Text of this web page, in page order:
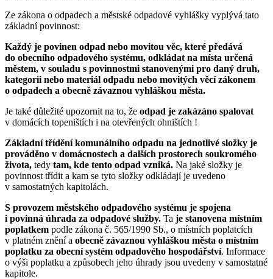
Ze zákona o odpadech a městské odpadové vyhlášky vyplývá tato
základní povinnost:
Každý je povinen odpad nebo movitou věc, které předává
do obecního odpadového systému, odkládat na místa určená
městem, v souladu s povinnostmi stanovenými pro daný druh,
kategorii nebo materiál odpadu nebo movitých věcí zákonem
o odpadech a obecně závaznou vyhláškou města.
Je také důležité upozornit na to, že odpad je zakázáno spalovat
v domácích topeništích i na otevřených ohništích !
Základní třídění komunálního odpadu na jednotlivé složky je
prováděno v domácnostech a dalších prostorech soukromého
života, tedy tam, kde tento odpad vzniká. Na jaké složky je
povinnost třídit a kam se tyto složky odkládají je uvedeno
v samostatných kapitolách.
S provozem městského odpadového systému je spojena
i povinná úhrada za odpadové služby. Ta je stanovena místním
poplatkem podle zákona č. 565/1990 Sb., o místních poplatcích
v platném znění a obecně závaznou vyhláškou města o místním
poplatku za obecní systém odpadového hospodářství. Informace
o výši poplatku a způsobech jeho úhrady jsou uvedeny v samostatné
kapitole.